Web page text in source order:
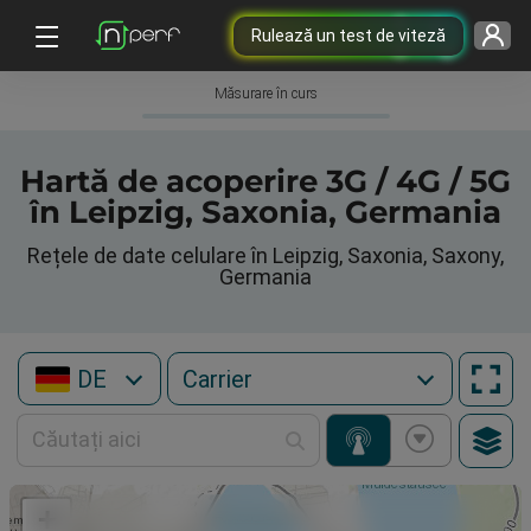
Rulează un test de viteză
Măsurare în curs
Hartă de acoperire 3G / 4G / 5G
în Leipzig, Saxonia, Germania
Rețele de date celulare în Leipzig, Saxonia, Saxony,
Germania
DE